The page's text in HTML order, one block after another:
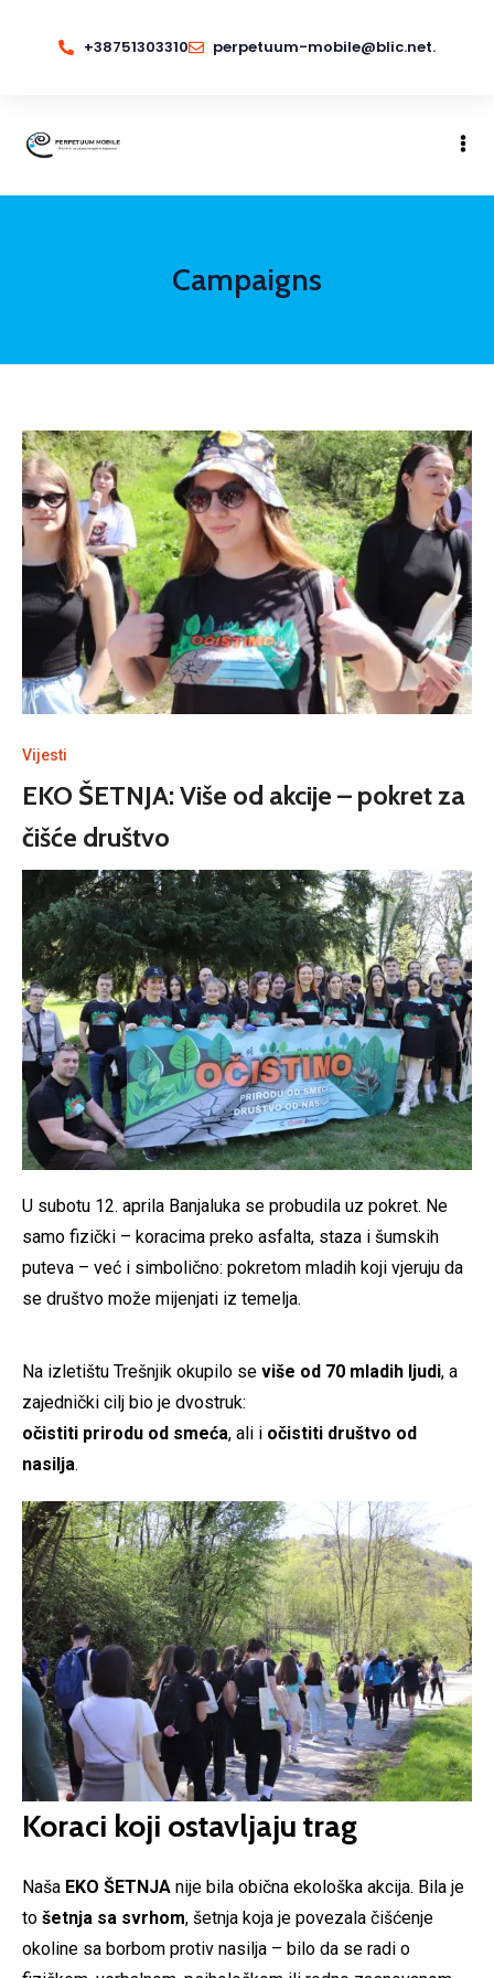
+38751303310 perpetuum-mobile@blic.net.
Campaigns
Vijesti
EKO ŠETNJA: Više od akcije – pokret za
čišće društvo
U subotu 12. aprila Banjaluka se probudila uz pokret. Ne
samo fizički – koracima preko asfalta, staza i šumskih
puteva – već i simbolično: pokretom mladih koji vjeruju da
se društvo može mijenjati iz temelja.
Na izletištu Trešnjik okupilo se više od 70 mladih ljudi, a
zajednički cilj bio je dvostruk:
očistiti prirodu od smeća, ali i očistiti društvo od
nasilja.
Koraci koji ostavljaju trag
Naša EKO ŠETNJA nije bila obična ekološka akcija. Bila je
to šetnja sa svrhom, šetnja koja je povezala čišćenje
okoline sa borbom protiv nasilja – bilo da se radi o